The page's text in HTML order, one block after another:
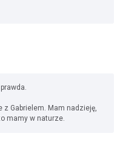
z Gabrielem. Mam nadzieję,
mamy w naturze.